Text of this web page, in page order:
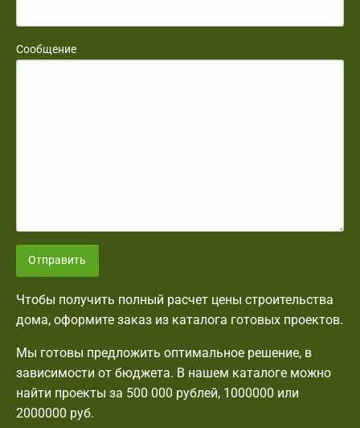
Сообщение
Отправить
Чтобы получить полный расчет цены строительства
дома, оформите заказ из каталога готовых проектов.
Мы готовы предложить оптимальное решение, в
зависимости от бюджета. В нашем каталоге можно
найти проекты за 500 000 рублей, 1000000 или
2000000 руб.